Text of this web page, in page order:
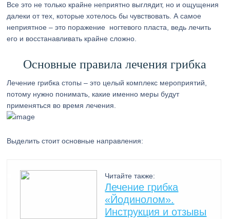
Все это не только крайне неприятно выглядит, но и ощущения
далеки от тех, которые хотелось бы чувствовать. А самое
неприятное – это поражение ногтевого пласта, ведь лечить
его и восстанавливать крайне сложно.
Основные правила лечения грибка
Лечение грибка стопы – это целый комплекс мероприятий,
потому нужно понимать, какие именно меры будут
применяться во время лечения.
Выделить стоит основные направления:
Читайте также:
Лечение грибка
«Йодинолом».
Инструкция и отзывы